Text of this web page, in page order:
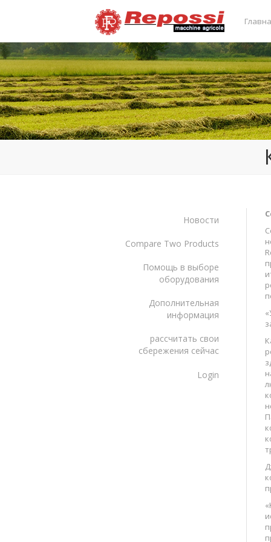
Новости
Compare Two Products
Помощь в выборе
оборудования
Дополнительная
информация
рассчитать свои
сбережения сейчас
Login